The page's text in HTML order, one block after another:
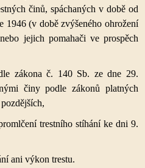
činů, spáchaných v době od
1946 (v době zvýšeného ohrožení
jejich pomahači ve prospěch
zákona č. 140 Sb. ze dne 29.
činy podle zákonů platných
trestního stíhání ke dni 9.
ani výkon trestu.